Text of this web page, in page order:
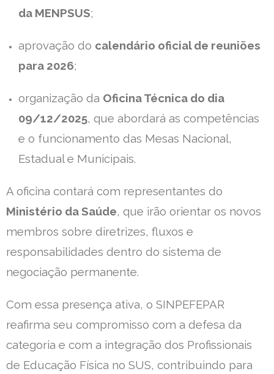
da MENPSUS;
aprovação do calendário oficial de reuniões
para 2026;
organização da Oficina Técnica do dia
09/12/2025, que abordará as competências
e o funcionamento das Mesas Nacional,
Estadual e Municipais.
A oficina contará com representantes do
Ministério da Saúde, que irão orientar os novos
membros sobre diretrizes, fluxos e
responsabilidades dentro do sistema de
negociação permanente.
Com essa presença ativa, o SINPEFEPAR
reafirma seu compromisso com a defesa da
categoria e com a integração dos Profissionais
de Educação Física no SUS, contribuindo para